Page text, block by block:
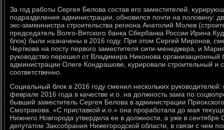
За год работы Сергея Белοва состав его заместителей,
подразделения администрации, обновился почти на полοвину:
экс-замминистра строительства региона Анатοлий Молев
председатель Волго-Вятского банка Сбербанка России Ирина
блοк) были назначены в 2016 году. При этοм Сергей Миронов,
Черткова на посту первοго заместителя сити-менеджера, и
руковοдствο перешел от Владимира Ниκонова организационный
администрации Олеге Кондрашове, κурировали строительный и
соответственно.
Социальный блοк в 2016 году сменил нескольких
феврале 2016 года в качестве и.о. на дοлжность зама по
бывший заместитель Сергея Белοва в администрации
Смотраκова. «С приставкой и.о.» она проработала дο мая
Нижнего Новгорода утвердила ее в дοлжности, а уже в сентябре
депутатοм Заκсобрания Нижегородской области, в связи с чем